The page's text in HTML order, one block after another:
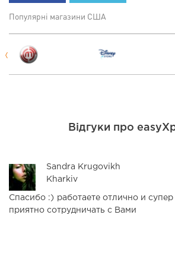
Популярні магазини США
Відгуки про
Sandra Krugovikh
Kharkiv
Спасибо :) работаете отлично и
приятно сотрудничать с Вами